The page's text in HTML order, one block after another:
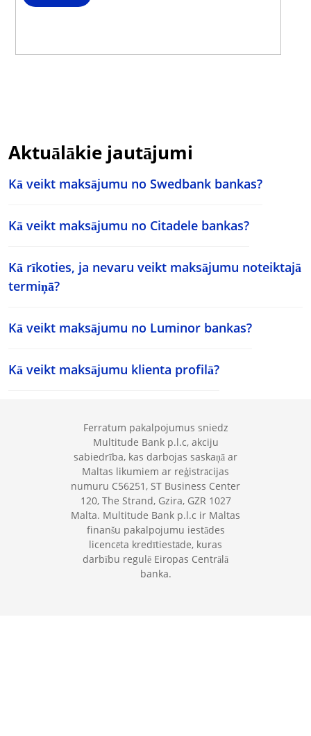
Aktuālākie jautājumi
Kā veikt maksājumu no Swedbank bankas?
Kā veikt maksājumu no Citadele bankas?
Kā rīkoties, ja nevaru veikt maksājumu noteiktajā
termiņā?
Kā veikt maksājumu no Luminor bankas?
Kā veikt maksājumu klienta profilā?
Ferratum pakalpojumus sniedz
Multitude Bank p.l.c, akciju
sabiedrība, kas darbojas saskaņā ar
Maltas likumiem ar reģistrācijas
numuru C56251, ST Business Center
120, The Strand, Gzira, GZR 1027
Malta. Multitude Bank p.l.c ir Maltas
finanšu pakalpojumu iestādes
licencēta kredītiestāde, kuras
darbību regulē Eiropas Centrālā
banka.